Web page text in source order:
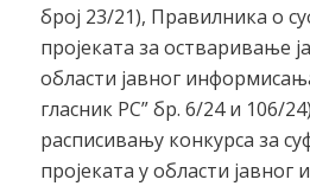
број 23/21), Правилника о
пројеката за остваривање
области јавног
гласник РС” бр. 6/24 и 106/
расписивању конкурса за
пројеката у области